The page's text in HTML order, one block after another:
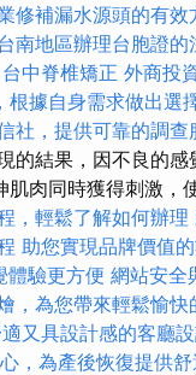
修補漏水源頭的有效
南地區辦理台胞證的
台中脊椎矯正 外商投
根據自身需求做出選
社，提供可靠的調查
的結果，因不良的
肉同時獲得刺激，
，輕鬆了解如何辦理
助您實現品牌價值
體驗更方便 網站安全
，為您帶來輕鬆愉快
又具設計感的客廳
，為產後恢復提供